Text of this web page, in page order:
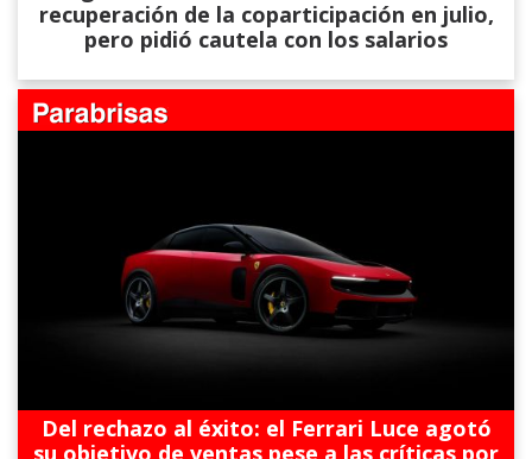
recuperación de la coparticipación en julio,
pero pidió cautela con los salarios
Del rechazo al éxito: el Ferrari Luce agotó
su objetivo de ventas pese a las críticas por